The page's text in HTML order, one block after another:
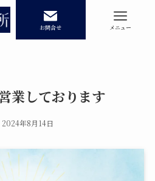
業務内容
商業・法人登記
お問合せ メニュー
業しております
2024年8月14日